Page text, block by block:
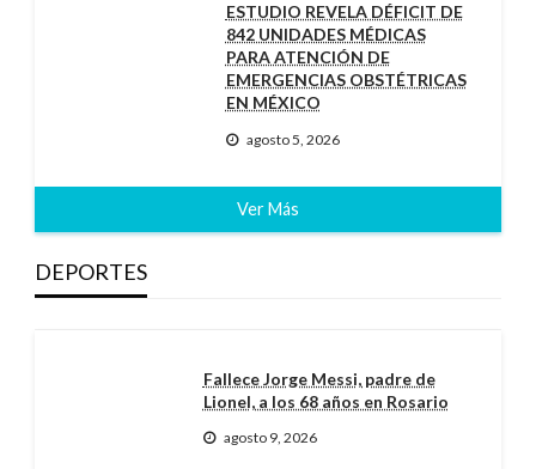
ESTUDIO REVELA DÉFICIT DE
842 UNIDADES MÉDICAS
PARA ATENCIÓN DE
EMERGENCIAS OBSTÉTRICAS
EN MÉXICO
agosto 5, 2026
Ver Más
DEPORTES
Fallece Jorge Messi, padre de
Lionel, a los 68 años en Rosario
agosto 9, 2026